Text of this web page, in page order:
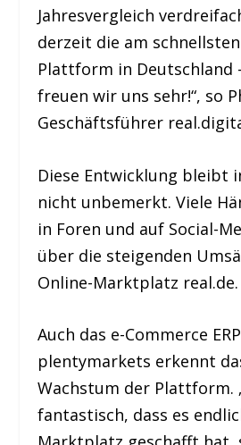
Jahresvergleich
derzeit die am
Plattform in Deutschland
freuen wir uns sehr!“, so
Geschäftsführer
Diese Entwicklung bleibt
nicht unbemerkt. Viele
in Foren und auf Social-
über die steigenden
Online-Marktplatz real.de.
Auch das e-Commerce
plentymarkets erkennt
Wachstum der Plattform.
fantastisch, dass es